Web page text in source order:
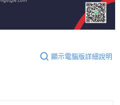
顯示電腦版詳細說明